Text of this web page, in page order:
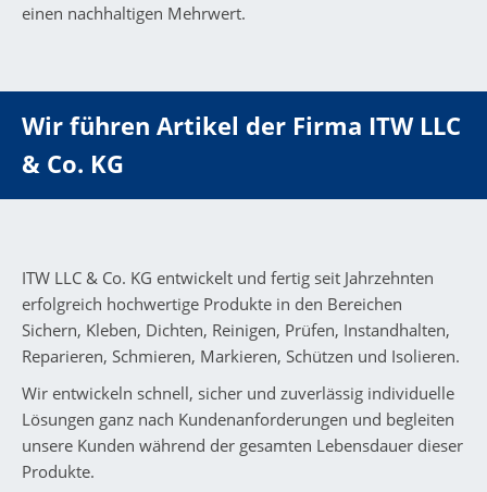
einen nachhaltigen Mehrwert.
Wir führen Artikel der Firma ITW LLC
& Co. KG
ITW LLC & Co. KG entwickelt und fertig seit Jahrzehnten
erfolgreich hochwertige Produkte in den Bereichen
Sichern, Kleben, Dichten, Reinigen, Prüfen, Instandhalten,
Reparieren, Schmieren, Markieren, Schützen und Isolieren.
Wir entwickeln schnell, sicher und zuverlässig individuelle
Lösungen ganz nach Kundenanforderungen und begleiten
unsere Kunden während der gesamten Lebensdauer dieser
Produkte.